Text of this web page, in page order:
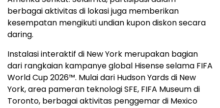
berbagai aktivitas di lokasi juga memberikan
kesempatan mengikuti undian kupon diskon secara
daring.
Instalasi interaktif di New York merupakan bagian
dari rangkaian kampanye global Hisense selama FIFA
World Cup 2026™. Mulai dari Hudson Yards di New
York, area pameran teknologi SFE, FIFA Museum di
Toronto, berbagai aktivitas penggemar di Mexico